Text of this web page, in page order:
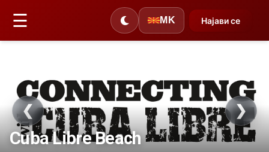
☰ MK Најави се
❮ ❯
Cuba Libre Beach